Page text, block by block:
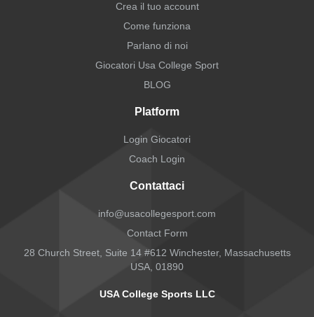
Crea il tuo account
Come funziona
Parlano di noi
Giocatori Usa College Sport
BLOG
Platform
Login Giocatori
Coach Login
Contattaci
info@usacollegesport.com
Contact Form
28 Church Street, Suite 14 #612 Winchester, Massachusetts
USA, 01890
USA College Sports LLC